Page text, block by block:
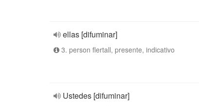
ellas [difuminar]
3. person flertall, presente, indicativo
Ustedes [difuminar]